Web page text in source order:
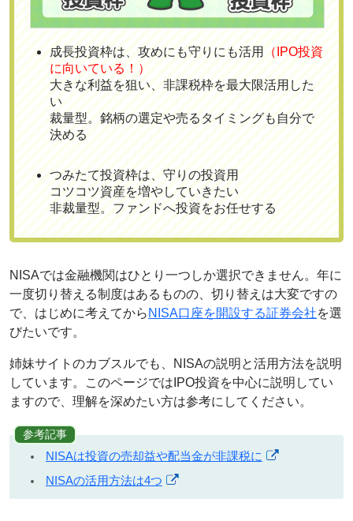
成長投資枠は、攻めにも守りにも活用
（IPO投資
に向いている！）
大きな利益を狙い、非課税枠を最大限活用した
い
裁量型。銘柄の選定や売るタイミングも自分で
決める
つみたて投資枠は、守りの投資用
コツコツ資産を増やしていきたい
非裁量型。ファンドへ投資をお任せする
NISAでは金融機関はひとり一つしか選択できません。年に
一度切り替える制度はあるものの、切り替えは大変ですの
で、はじめに考えてから NISA口座を開設する証券会社を選
びたいです。
姉妹サイトのカブスルでも、NISAの説明と活用方法を説明
しています。このページではIPO投資を中心に説明してい
ますので、理解を深めたい方は参考にしてください。
参考記事
NISAは投資の売却益や配当金が非課税に
NISAの活用方法は4つ